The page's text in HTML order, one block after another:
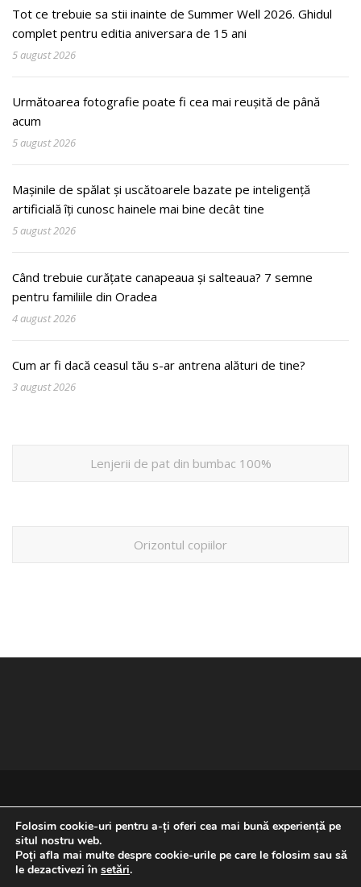
Tot ce trebuie sa stii inainte de Summer Well 2026. Ghidul
complet pentru editia aniversara de 15 ani
5 august 2026
Următoarea fotografie poate fi cea mai reușită de până
acum
5 august 2026
Mașinile de spălat și uscătoarele bazate pe inteligență
artificială îți cunosc hainele mai bine decât tine
5 august 2026
Când trebuie curățate canapeaua și salteaua? 7 semne
pentru familiile din Oradea
4 august 2026
Cum ar fi dacă ceasul tău s-ar antrena alături de tine?
3 august 2026
Lenjerii de pat din bumbac 100%
Orizontul copiilor
REVENIRE LA ÎNCEPUTUL PAGINII
Folosim cookie-uri pentru a-ți oferi cea mai bună experiență pe
situl nostru web.
Poți afla mai multe despre cookie-urile pe care le folosim sau să
le dezactivezi în setări.